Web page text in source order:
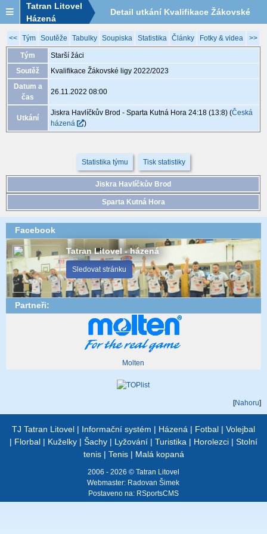
Tatran Litovel
Házená
Detail utkání Kvalifikace Žákovské
ligy 2022/2023, XGA059, 26.11. 08:00
<< Tým Soutěže Tabulky Soupiska Statistika Články Fotky & videa >>
Tým
Starší žáci
Soutěž
Kvalifikace Žákovské ligy 2022/2023
Datum a
čas
26.11.2022 08:00
Utkání
Jiskra Havlíčkův Brod - Sparta Kutná Hora 24:18 (13:8)(Česká
házená
)
Statistika týmu Tisk statistiky
Jiskra Havlíčkův Brod
Sparta Kutná Hora
Facebook
Tatran Litovel - házená
Sledovat stránku
Partneři:
Molten
[Nahoru]
TJ Tatran Litovel | Informační systém | Házená | Fotbal | Volejbal
| Florbal | Kuželky | Šachy | Lyžování | Turistika | Horolezci | Stolní
tenis| Tenis| Malá kopaná
2006 - 2026 © Tatran Litovel
Webmaster: Radovan Šimek
Postaveno na: RSportsCMS